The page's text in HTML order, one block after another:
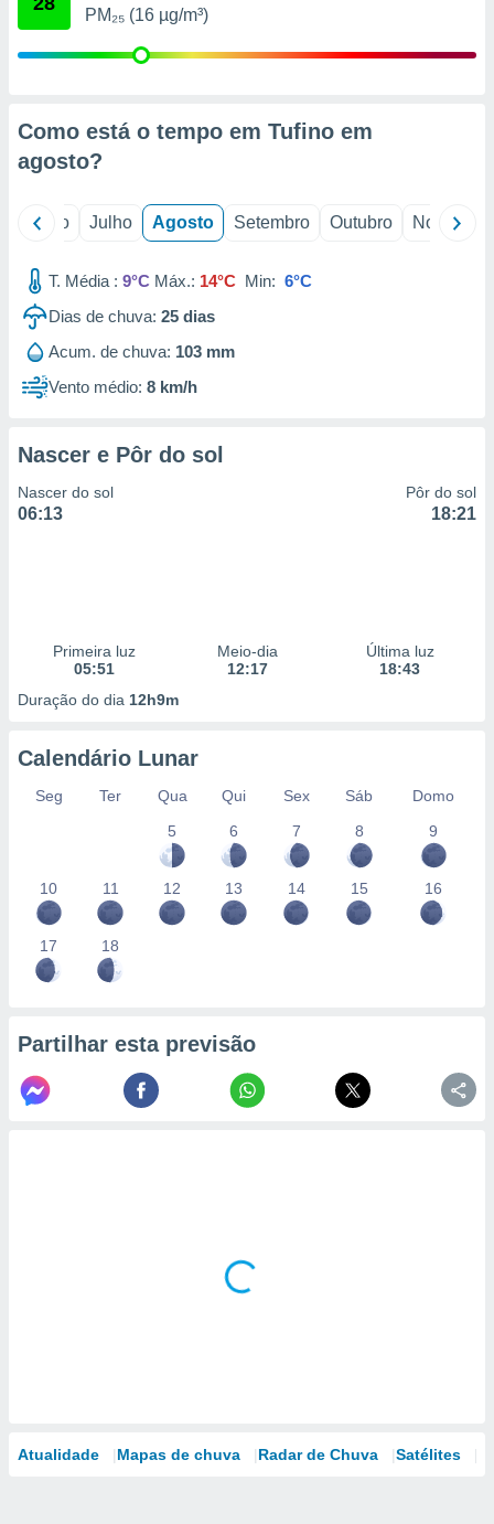
de
1199
PM₂₅ (16 µg/m³)
Como está o tempo em Tufino em
agosto?
Junho Julho Agosto Setembro Outubro Novembro
T. Média : 9°C Máx.: 14°C Min: 6°C
Dias de chuva: 25 dias
Acum. de chuva: 103 mm
Vento médio: 8 km/h
Nascer e Pôr do sol
Nascer do sol
06:13
Pôr do sol
18:21
Primeira luz
05:51
Meio-dia
12:17
Última luz
18:43
Duração do dia 12h9m
Calendário Lunar
Seg Ter Qua Qui Sex Sáb
Domo
5
6 7 8 9
10 11 12 13 14 15 16
17 18
Partilhar esta previsão
Atualidade Mapas de chuva Radar de Chuva Satélites